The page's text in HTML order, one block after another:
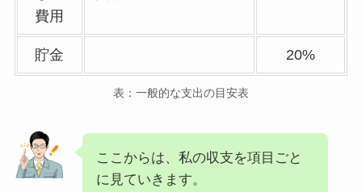
費用
貯金 20%
表：一般的な支出の目安表
ここからは、私の収支を項目ごと
に見ていきます。